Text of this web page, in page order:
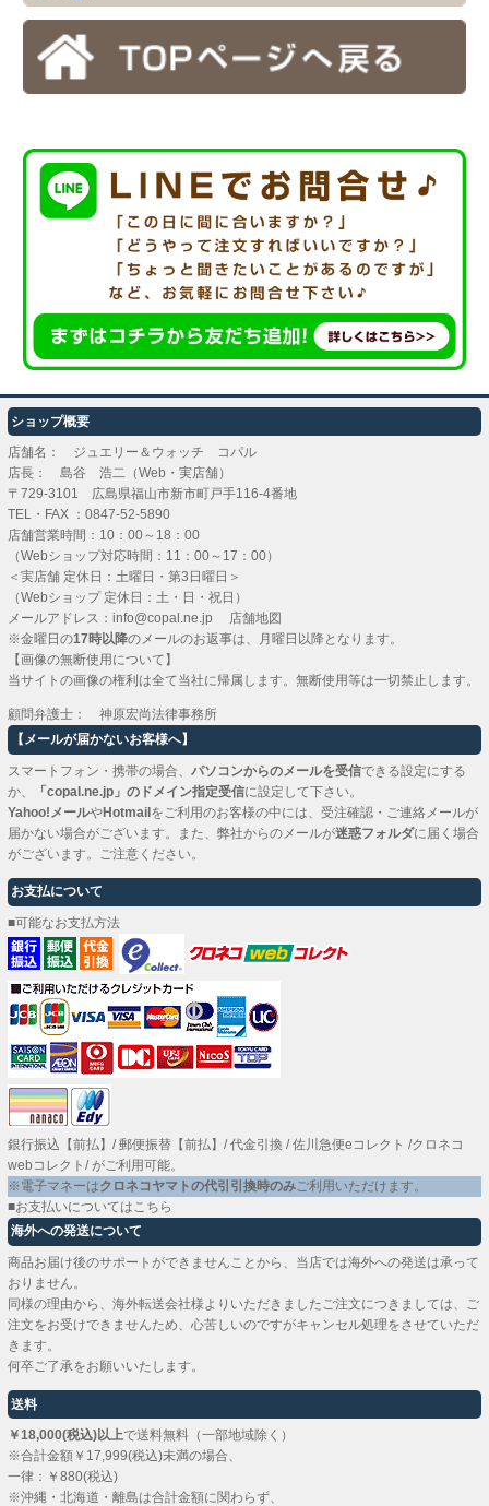
ショップ概要
店舗名： ジュエリー＆ウォッチ コパル
店長： 島谷 浩二（Web・実店舗）
〒729-3101 広島県福山市新市町戸手116-4番地
TEL・FAX ： 0847-52-5890
店舗営業時間：10：00～18：00
（Webショップ対応時間：11：00～17：00）
＜実店舗 定休日：土曜日・第3日曜日＞
（Webショップ 定休日：土・日・祝日）
メールアドレス： info@copal.ne.jp
店舗地図
※金曜日の17時以降のメールのお返事は、月曜日以降となります。
【画像の無断使用について】
当サイトの画像の権利は全て当社に帰属します。無断使用等は一切禁止します。
顧問弁護士： 神原宏尚法律事務所
【メールが届かないお客様へ】
スマートフォン・携帯の場合、 パソコンからのメールを受信できる設定にする
か、
「copal.ne.jp」のドメイン指定受信に設定して下さい。
Yahoo!メールやHotmailをご利用のお客様の中には、受注確認・ご連絡メールが
届かない場合がございます。また、弊社からのメールが迷惑フォルダに届く場合
がございます。ご注意ください。
お支払について
■可能なお支払方法
銀行振込【前払】 /郵便振替【前払】 /代金引換 /佐川急便eコレクト /クロネコ
webコレクト / がご利用可能。
※電子マネーはクロネコヤマトの代引引換時のみご利用いただけます。
■お支払いについてはこちら
海外への発送について
商品お届け後のサポートができませんことから、当店では海外への発送は承って
おりません。
同様の理由から、海外転送会社様よりいただきましたご注文につきましては、ご
注文をお受けできませんため、心苦しいのですがキャンセル処理をさせていただ
きます。
何卒ご了承をお願いいたします。
送料
￥18,000(税込)以上で送料無料（一部地域除く）
※合計金額￥17,999(税込)未満の場合、
一律：￥880(税込)
※沖縄・北海道・離島は合計金額に関わらず、